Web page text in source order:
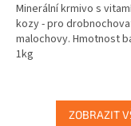
Minerální krmivo s
kozy - pro
malochovy. Hmotnost
1kg
ZOBRAZIT